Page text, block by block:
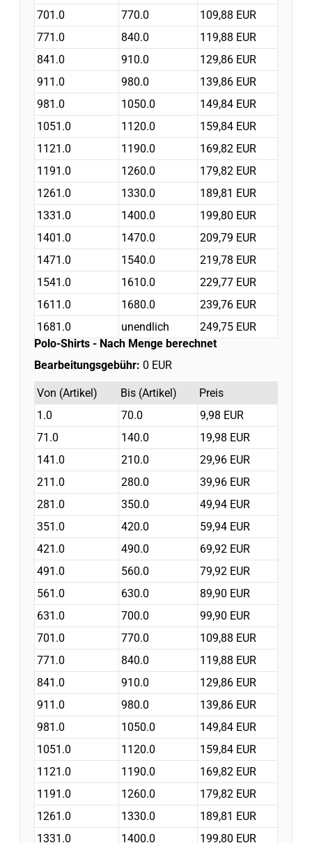
701.0
770.0
109,88 EUR
771.0
840.0
119,88 EUR
841.0
910.0
129,86 EUR
911.0
980.0
139,86 EUR
981.0
1050.0
149,84 EUR
1051.0
1120.0
159,84 EUR
1121.0
1190.0
169,82 EUR
1191.0
1260.0
179,82 EUR
1261.0
1330.0
189,81 EUR
1331.0
1400.0
199,80 EUR
1401.0
1470.0
209,79 EUR
1471.0
1540.0
219,78 EUR
1541.0
1610.0
229,77 EUR
1611.0
1680.0
239,76 EUR
1681.0
unendlich
249,75 EUR
Polo-Shirts - Nach Menge berechnet
Bearbeitungsgebühr: 0 EUR
Von (Artikel) Bis (Artikel)
Preis
1.0
70.0
9,98 EUR
71.0
140.0
19,98 EUR
141.0
210.0
29,96 EUR
211.0
280.0
39,96 EUR
281.0
350.0
49,94 EUR
351.0
420.0
59,94 EUR
421.0
490.0
69,92 EUR
491.0
560.0
79,92 EUR
561.0
630.0
89,90 EUR
631.0
700.0
99,90 EUR
701.0
770.0
109,88 EUR
771.0
840.0
119,88 EUR
841.0
910.0
129,86 EUR
911.0
980.0
139,86 EUR
981.0
1050.0
149,84 EUR
1051.0
1120.0
159,84 EUR
1121.0
1190.0
169,82 EUR
1191.0
1260.0
179,82 EUR
1261.0
1330.0
189,81 EUR
1331.0
1400.0 199,80 EUR